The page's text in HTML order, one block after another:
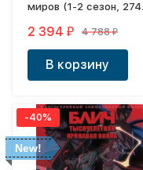
миров (1-2 сезон, 274
2 394₽ 4 788₽
В корзину
New!
-40%